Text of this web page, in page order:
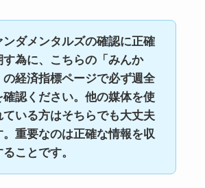
ンダメンタルズの確認に正確
す為に、こちらの「みんか
の経済指標ページで必ず週全
確認ください。他の媒体を使
ている方はそちらでも大丈夫
。重要なのは正確な情報を収
ことです。